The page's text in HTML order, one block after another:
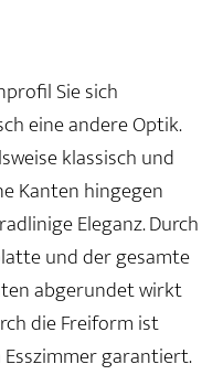
Sie sich
eine andere Optik.
klassisch und
Kanten hingegen
Eleganz. Durch
und der gesamte
abgerundet wirkt
die Freiform ist
garantiert.